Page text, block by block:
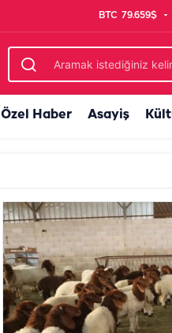
BTC 79.659$
Özel Haber Asayiş